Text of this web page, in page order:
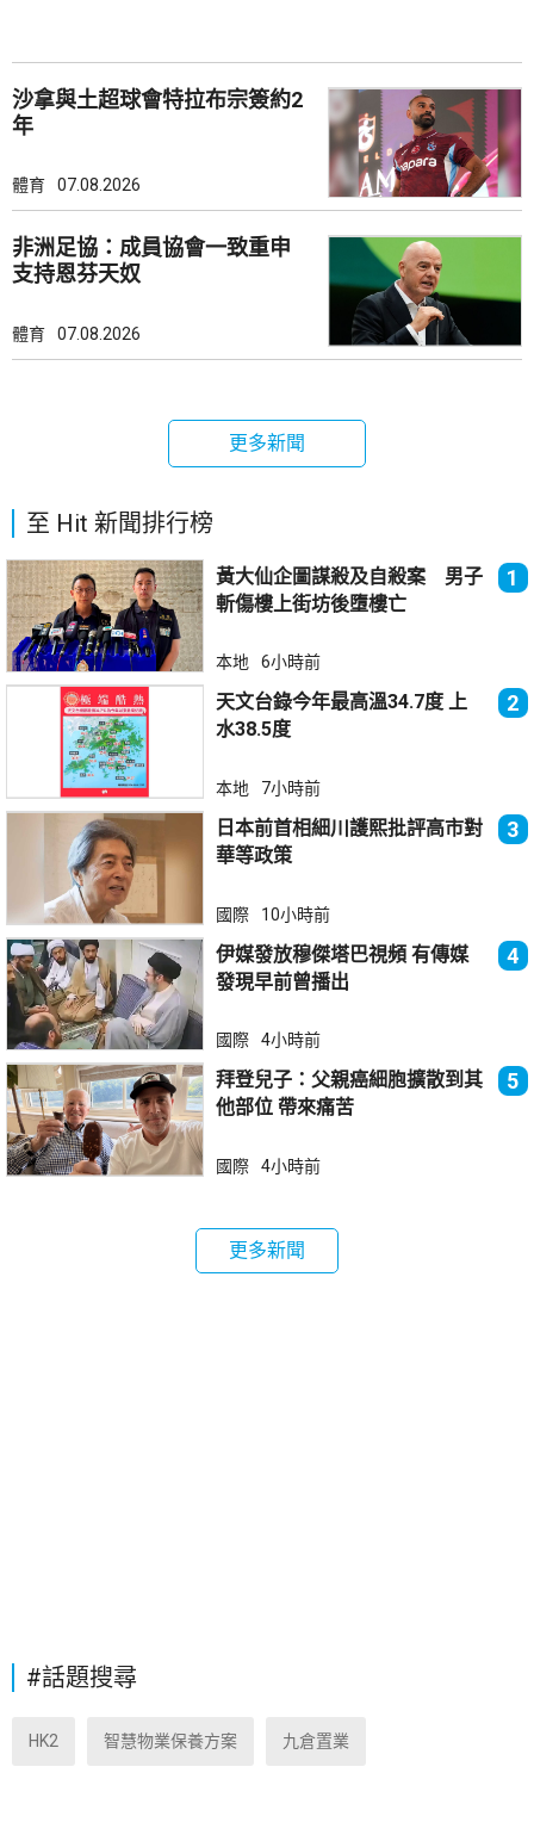
沙拿與土超球會特拉布宗簽約2
年
體育 07.08.2026
非洲足協：成員協會一致重申
支持恩芬天奴
體育 07.08.2026
更多新聞
至 Hit 新聞排行榜
黃大仙企圖謀殺及自殺案 男子
斬傷樓上街坊後墮樓亡
1
本地 6小時前
天文台錄今年最高溫34.7度 上
水38.5度
2
本地 7小時前
日本前首相細川護熙批評高市對
華等政策
3
國際 10小時前
伊媒發放穆傑塔巴視頻 有傳媒
發現早前曾播出
4
國際 4小時前
拜登兒子：父親癌細胞擴散到其
他部位 帶來痛苦
5
國際 4小時前
更多新聞
#話題搜尋
HK2 智慧物業保養方案 九倉置業